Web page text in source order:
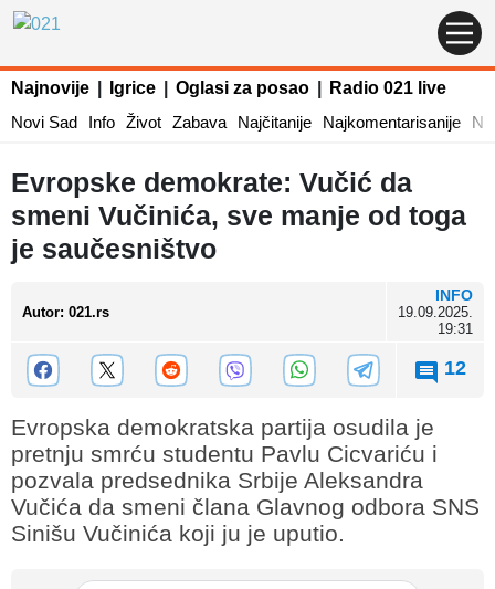
Najnovije Igrice Oglasi za posao
Radio 021 live
Novi Sad
Info Život Zabava Najčitanije Najkomentarisanije
Evropske demokrate: Vučić da
smeni Vučinića, sve manje od toga
je saučesništvo
Autor: 021.rs
INFO
19.09.2025.
19:31
12
Evropska demokratska partija osudila je
pretnju smrću studentu Pavlu Cicvariću i
pozvala predsednika Srbije Aleksandra
Vučića da smeni člana Glavnog odbora SNS
Sinišu Vučinića koji ju je uputio.